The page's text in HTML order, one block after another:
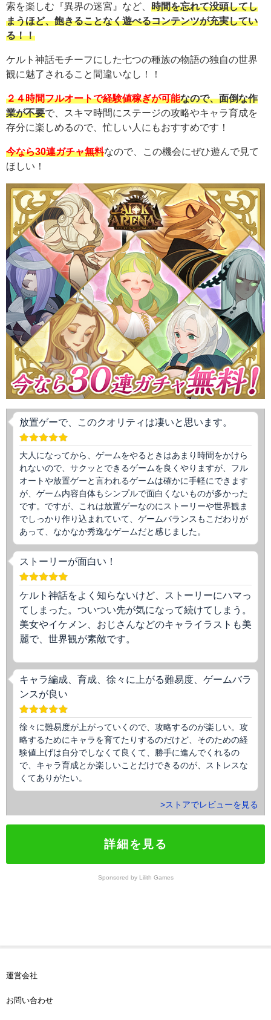
索を楽しむ『異界の迷宮』など、 時間を忘れて没頭してし
まうほど、飽きることなく遊べるコンテンツが充実してい
る！！
ケルト神話モチーフにした七つの種族の物語の独自の世界
観に魅了されること間違いなし！！
２４時間フルオートで経験値稼ぎが可能なので、面倒な作
業が不要で、スキマ時間にステージの攻略やキャラ育成を
存分に楽しめるので、忙しい人にもおすすめです！
今なら30連ガチャ無料なので、この機会にぜひ遊んで見て
ほしい！
放置ゲーで、このクオリティは凄いと思います。
大人になってから、ゲームをやるときはあまり時間をかけら
れないので、サクッとできるゲームを良くやりますが、フル
オートや放置ゲーと言われるゲームは確かに手軽にできます
が、ゲーム内容自体もシンプルで面白くないものが多かった
です。ですが、これは放置ゲーなのにストーリーや世界観ま
でしっかり作り込まれていて、ゲームバランスもこだわりが
あって、なかなか秀逸なゲームだと感じました。
ストーリーが面白い！
ケルト神話をよく知らないけど、ストーリーにハマっ
てしまった。ついつい先が気になって続けてしまう。
美女やイケメン、おじさんなどのキャライラストも美
麗で、世界観が素敵です。
キャラ編成、育成、徐々に上がる難易度、ゲームバラ
ンスが良い
徐々に難易度が上がっていくので、攻略するのが楽しい。攻
略するためにキャラを育てたりするのだけど、そのための経
験値上げは自分でしなくて良くて、勝手に進んでくれるの
で、キャラ育成とか楽しいことだけできるのが、ストレスな
くてありがたい。
>ストアでレビューを見る
詳細を見る
Sponsored by Lilith Games
運営会社
お問い合わせ